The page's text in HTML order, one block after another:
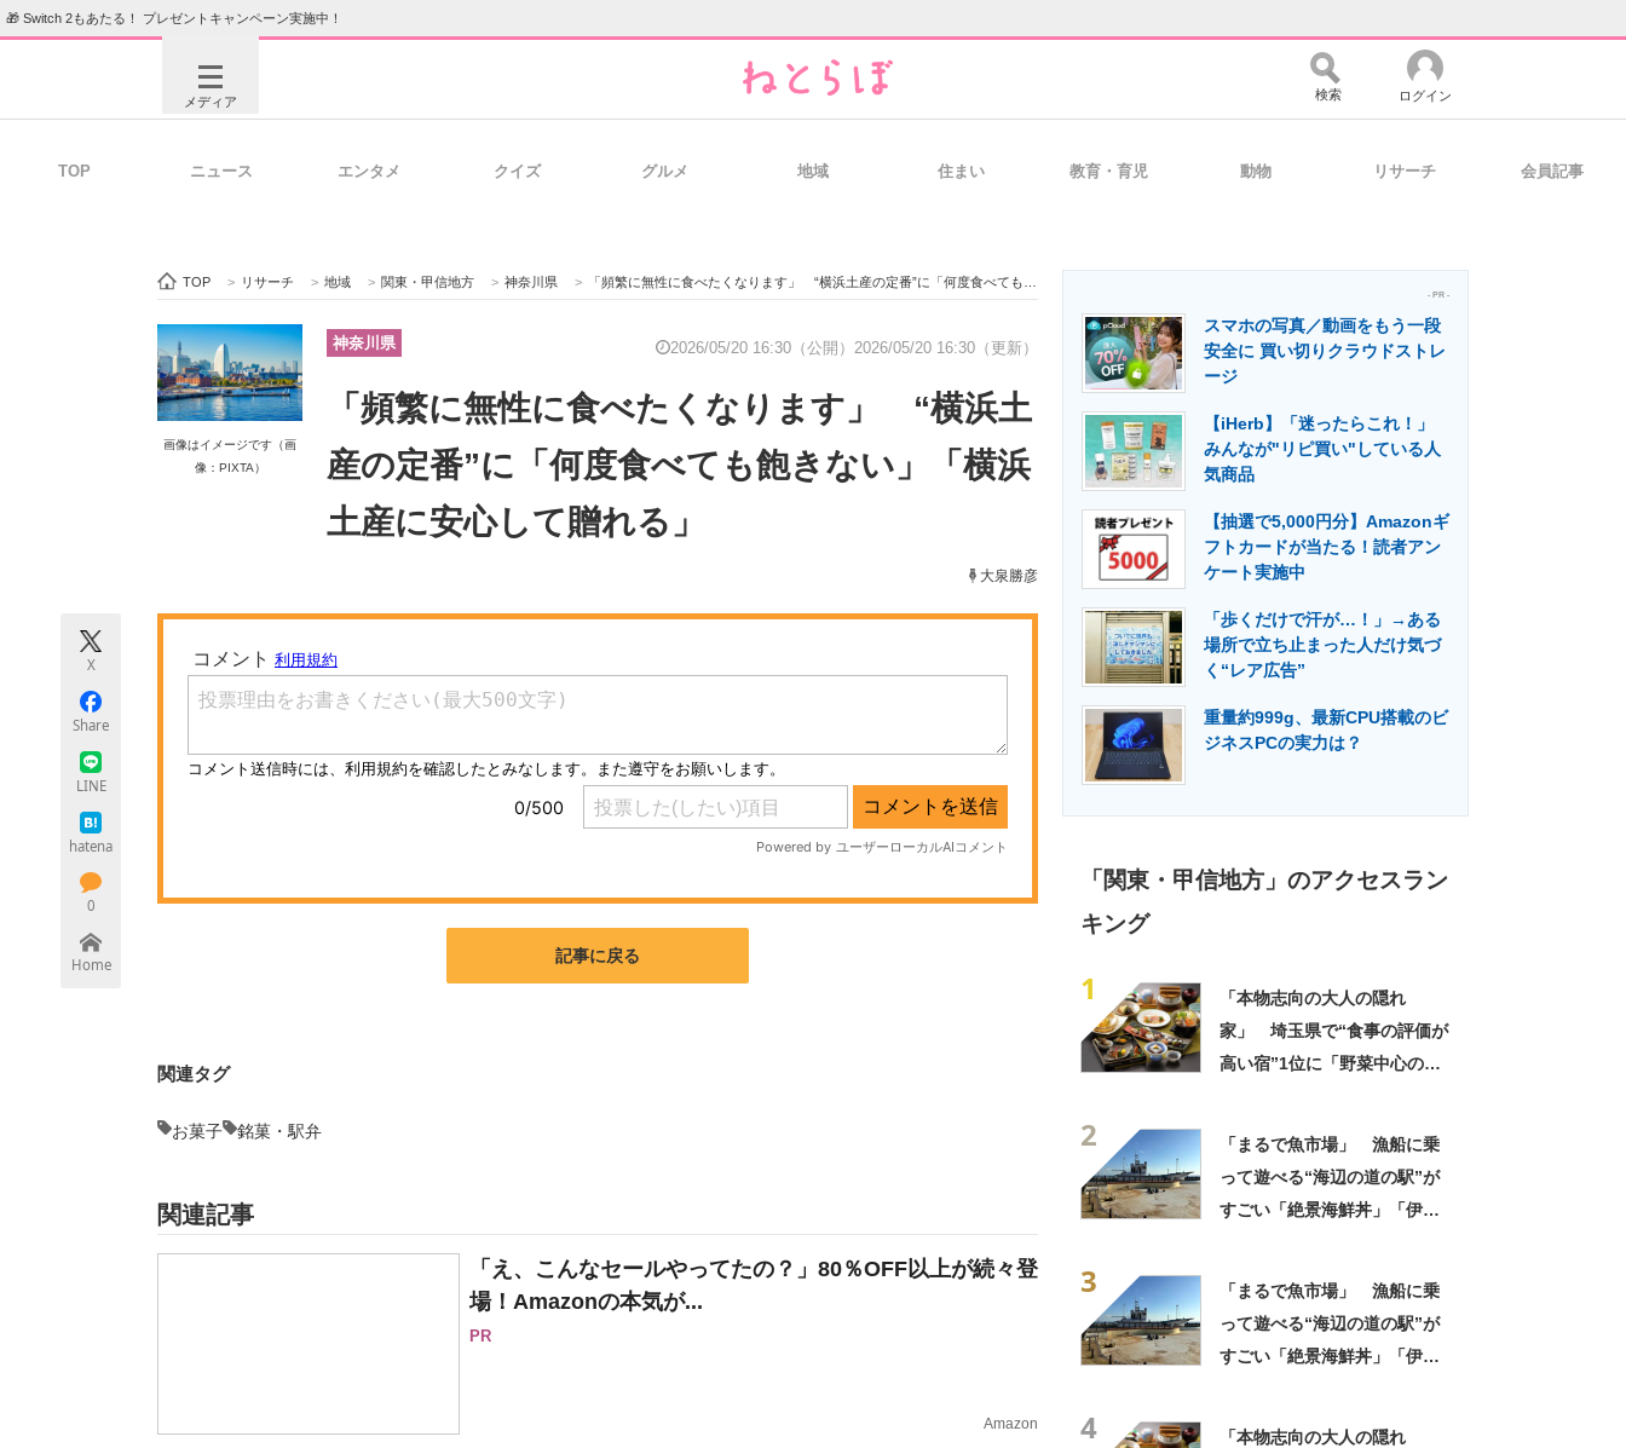
🎁 Switch 2もあたる！ プレゼントキャンペーン実施中！
メディア
ビジネスと働き方のヒント 経営リーダーのコミュニティ マーケ×ITの今がよく分かる
ITエンジニア向け専門サイト 企業向けIT製品の総合サイト 製造業のIT導入・活用を支援
エネルギーの専門メディア 建設×テクノロジーの最前線
ちょっと気になるネットの話題
検索 ログイン
TOP ニュース エンタメ クイズ グルメ 地域 住まい 教育・育児 動物 リサーチ 会員記事
TOP > リサーチ > 地域 > 関東・甲信地方 > 神奈川県 > 「頻繁に無性に食べたくなります」 “横浜土産の定番”に「何度食べても飽きない」「横浜土産に安心して贈れる」
画像はイメージです（画
像：PIXTA）
神奈川県 2026/05/20 16:30（公開） 2026/05/20 16:30（更新）
「頻繁に無性に食べたくなります」 “横浜土
産の定番”に「何度食べても飽きない」「横浜
土産に安心して贈れる」
大泉勝彦
X
Share
LINE
hatena
0
Home 記事に戻る
関連タグ
お菓子 銘菓・駅弁
関連記事
「え、こんなセールやってたの？」80％OFF以上が続々登
場！Amazonの本気が...
PR
Amazon
- PR -
スマホの写真／動画をもう一段
安全に 買い切りクラウドストレ
ージ
【iHerb】「迷ったらこれ！」
みんなが"リピ買い"している人
気商品
【抽選で5,000円分】Amazonギ
フトカードが当たる！読者アン
ケート実施中
「歩くだけで汗が…！」→ある
場所で立ち止まった人だけ気づ
く“レア広告”
重量約999g、最新CPU搭載のビ
ジネスPCの実力は？
「関東・甲信地方」のアクセスラン
キング
1
「本物志向の大人の隠れ
家」 埼玉県で“食事の評価が
高い宿”1位に「野菜中心の料
2
「まるで魚市場」 漁船に乗
って遊べる“海辺の道の駅”が
すごい「絶景海鮮丼」「伊勢
3
「まるで魚市場」 漁船に乗
って遊べる“海辺の道の駅”が
すごい「絶景海鮮丼」「伊勢
4
「本物志向の大人の隠れ